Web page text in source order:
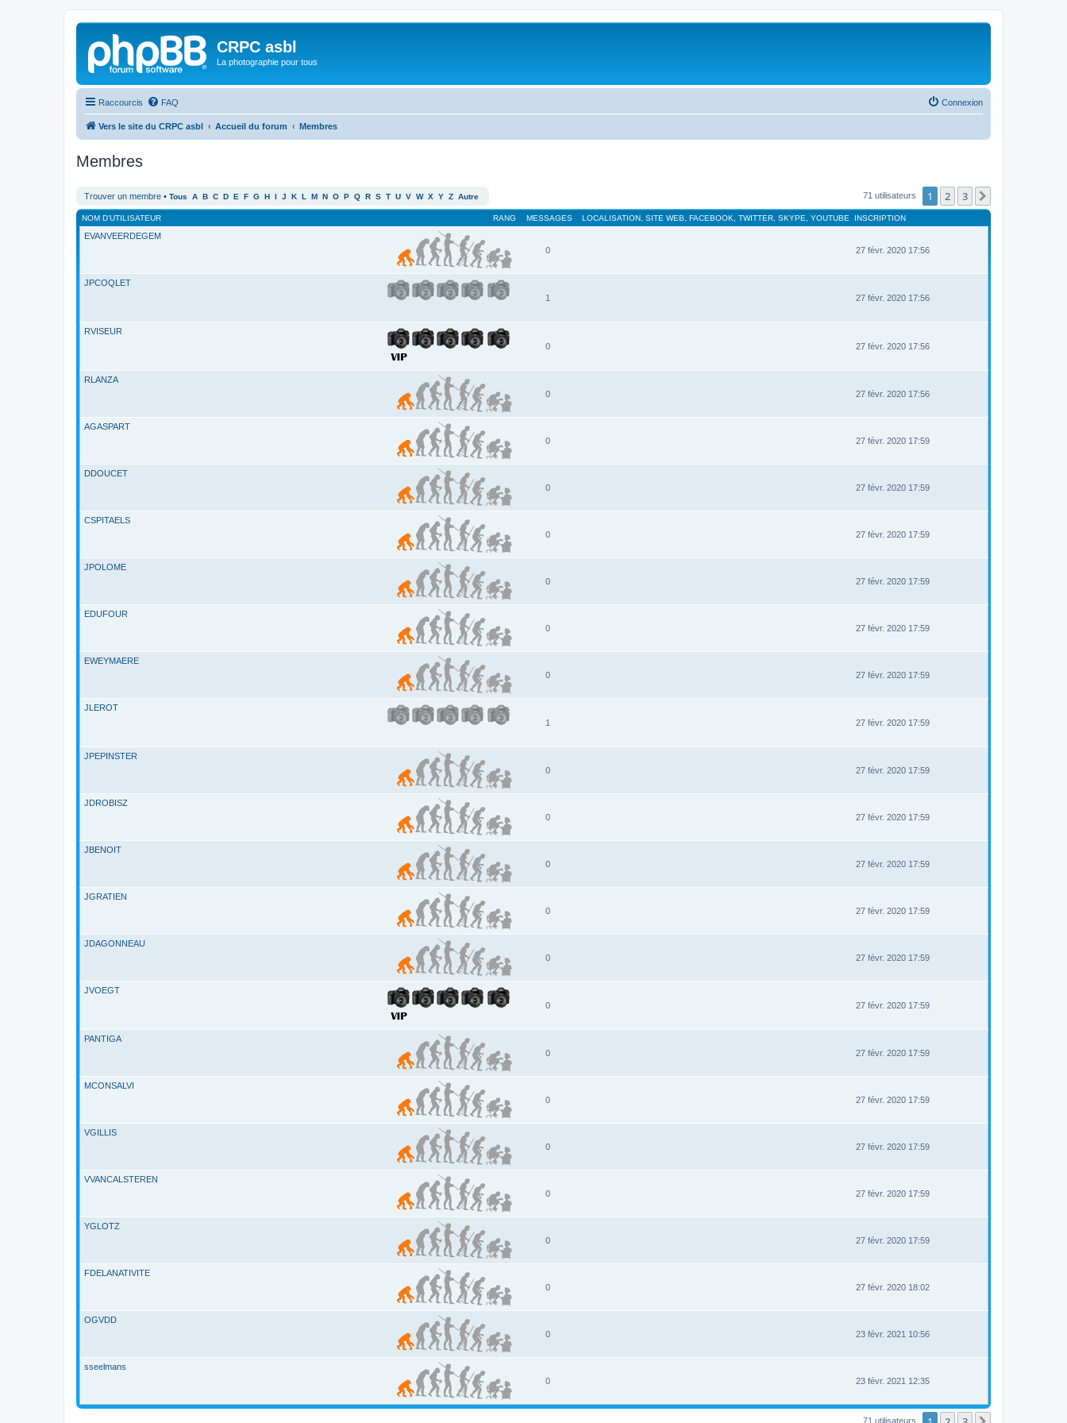
CRPC asbl
La photographie pour tous
Raccourcis FAQ Connexion
Vers le site du CRPC asbl Accueil du forum Membres
Membres
Trouver un membre • Tous A B C D E F G H I J K L M N O P Q R S T U V W X Y Z Autre 71 utilisateurs 1 2 3
RANG
NOM D’UTILISATEUR MESSAGES LOCALISATION, SITE WEB, FACEBOOK, TWITTER, SKYPE, YOUTUBE INSCRIPTION
EVANVEERDEGEM
0
27 févr. 2020 17:56
JPCOQLET
1
27 févr. 2020 17:56
RVISEUR
0
27 févr. 2020 17:56
RLANZA
0
27 févr. 2020 17:56
AGASPART
0
27 févr. 2020 17:59
DDOUCET
0
27 févr. 2020 17:59
CSPITAELS
0
27 févr. 2020 17:59
JPOLOME
0
27 févr. 2020 17:59
EDUFOUR
0
27 févr. 2020 17:59
EWEYMAERE
0
27 févr. 2020 17:59
JLEROT
1
27 févr. 2020 17:59
JPEPINSTER
0
27 févr. 2020 17:59
JDROBISZ
0
27 févr. 2020 17:59
JBENOIT
0
27 févr. 2020 17:59
JGRATIEN
0
27 févr. 2020 17:59
JDAGONNEAU
0
27 févr. 2020 17:59
JVOEGT
0
27 févr. 2020 17:59
PANTIGA
0
27 févr. 2020 17:59
MCONSALVI
0
27 févr. 2020 17:59
VGILLIS
0
27 févr. 2020 17:59
VVANCALSTEREN
0
27 févr. 2020 17:59
YGLOTZ
0
27 févr. 2020 17:59
FDELANATIVITE
0
27 févr. 2020 18:02
OGVDD
0
23 févr. 2021 10:56
sseelmans
0
23 févr. 2021 12:35
71 utilisateurs